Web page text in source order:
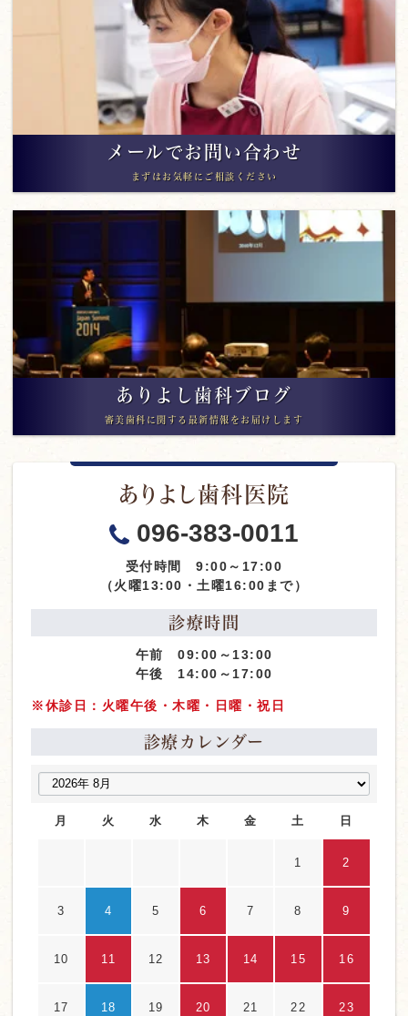
メールでお問い合わせ
まずはお気軽にご相談ください
ありよし歯科ブログ
審美歯科に関する最新情報をお届けします
ありよし歯科医院
096-383-0011
受付時間 9:00～17:00
（火曜13:00・土曜16:00まで）
診療時間
午前 09:00～13:00
午後 14:00～17:00
※休診日：火曜午後・木曜・日曜・祝日
診療カレンダー
月 火 水 木 金 土 日
1 2
3 4 5 6 7 8 9
10 11 12 13 14 15 16
17 18 19 20 21 22 23